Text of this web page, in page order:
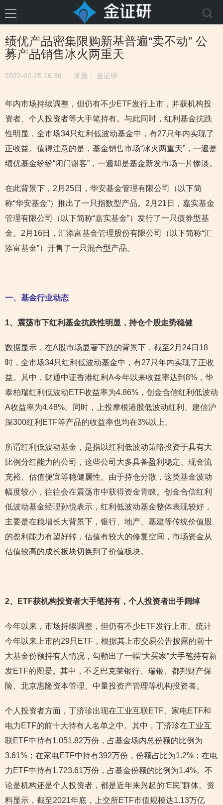
绩优产品密集限购新基普遍“卖不动” 公
募产品销售冰火两重天
2022-02-25 16:36 来源： 金证研
年内市场持续调整，但仍有不少ETF发行上市，并获机构投
资者、个人投资者等大手笔持有。与此同时，红利基金抗跌
性明显，全市场34只红利低波动基金中，有27只年内实现了
正收益。值得注意的是，基金销售市场“冰火两重天”，一遍是
绩优基金纷纷“闭门谢客”，一遍却是基金新发市场一片惨淡。
在此背景下，2月25日，华安基金管理有限公司（以下简
称“华安基金”）推出了一只指数型产品。2月21日，嘉实基金
管理有限公司（以下简称“嘉实基金”）发行了一只债券型基
金。2月16日，汇添富基金管理股份有限公司（以下简称“汇
添富基金”）开售了一只混合型产品。
一、基金行业动态
1、震荡市下红利基金抗跌性明显，持仓个股走势稳健
数据显示，在A股市场显著下跌的背景下，截至2月24日18
时，全市场34只红利低波动基金中，有27只年内实现了正收
益。其中，财通中证香港红利A今年以来收益率达到8%，华
泰柏瑞红利低波动ETF收益率为4.86%，创金合信红利低波动
A收益率为4.48%。同时，上投摩根港股低波动红利、建信沪
深300红利ETF等产品的收益率也均在3%以上。
所谓红利低波动基金，是指以红利低波动策略投资于具有大
比例分红能力的公司，这些公司大多具备盈利稳定、现金流
充裕、估值便宜等稳健属性。由于持仓分散，这类基金波动
幅度较小，往往会在震荡市中获得资金青睐。创金合信红利
低波动基金经理孙悦表示，红利低波动基金整体表现较好，
主要是在稳增长大背景下，银行、地产、基建等传统价值股
的盈利能力有望好转，估值有较大的修复空间，市场资金从
估值较高的成长板块切换到了价值板块。
2、ETF获机构投资者大手笔持有，个人投资者出手阔绰
今年以来，市场持续调整，但仍有不少ETF发行上市。统计
今年以来上市的29只ETF，根据其上市交易公告披露的前十
大基金份额持有人情况，勾勒出了一幅“大买家”大手笔持有新
发ETF的图景。其中，不乏巴克莱银行、瑞银、都邦财产保
险、北京惠隆资本管理、中量投资产管理等机构投资者。
个人投资者方面，丁济珍出现在工业互联ETF、家电ETF和
电力ETF的前十大持有人名单之中。其中，丁济珍在工业互
联ETF中持有1,051.82万份，占基金场内总份额的比例为
3.61%；在家电ETF中持有392万份，份额占比为1.2%；在电
力ETF中持有1,723.61万份，占基金份额的比例为1.4%。不
论是机构还是个人投资者，都是近年来兴起的“E民”群体。资
料显示，截至2021年底，上交所ETF市值规模达1.13万亿